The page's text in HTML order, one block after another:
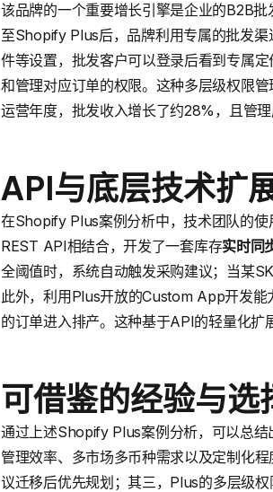
该品牌的一个重要增长引擎是企业的B2B
至Shopify Plus后，品牌利用专属的批发
件等设置，批发客户可以登录后看到专属
和管理对应订单的权限。这种多层级权限
运营年度，批发收入增长了约28%，且管理
API与底层技术扩
在Shopify Plus案例分析中，技术团队的
REST API相结合，开发了一套库存实时同
全阈值时，系统自动触发采购建议；当某
此外，利用Plus开放的Custom App开发能
的订单进入排产。这种基于API的轻量化扩
可借鉴的经验与选
通过上述Shopify Plus案例分析，可以总
管理效率、多市场多币种需求以及定制化
议迁移后优先规划；其三，Plus的多层级